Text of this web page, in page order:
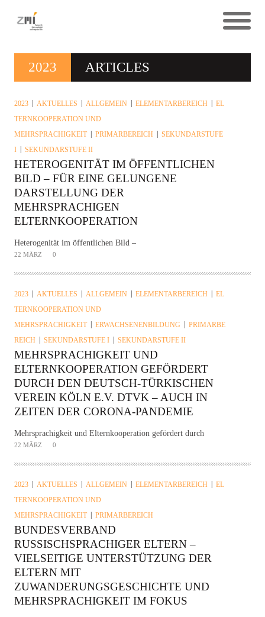
2023 ARTICLES
2023 AKTUELLES ALLGEMEIN ELEMENTARBEREICH
EL
TERNKOOPERATION UND
MEHRSPRACHIGKEIT
PRIMARBEREICH
SEKUNDARSTUFE
I
SEKUNDARSTUFE II
HETEROGENITÄT IM ÖFFENTLICHEN
BILD – FÜR EINE GELUNGENE
DARSTELLUNG DER
MEHRSPRACHIGEN
ELTERNKOOPERATION
Heterogenität im öffentlichen Bild –
22 MÄRZ 0
2023 AKTUELLES ALLGEMEIN ELEMENTARBEREICH
EL
TERNKOOPERATION UND
MEHRSPRACHIGKEIT
ERWACHSENENBILDUNG
PRIMARBE
REICH
SEKUNDARSTUFE I SEKUNDARSTUFE II
MEHRSPRACHIGKEIT UND
ELTERNKOOPERATION GEFÖRDERT
DURCH DEN DEUTSCH-TÜRKISCHEN
VEREIN KÖLN E.V. DTVK – AUCH IN
ZEITEN DER CORONA-PANDEMIE
Mehrsprachigkeit und Elternkooperation gefördert durch
22 MÄRZ 0
2023 AKTUELLES ALLGEMEIN ELEMENTARBEREICH
EL
TERNKOOPERATION UND
MEHRSPRACHIGKEIT
PRIMARBEREICH
BUNDESVERBAND
RUSSISCHSPRACHIGER ELTERN –
VIELSEITIGE UNTERSTÜTZUNG DER
ELTERN MIT
ZUWANDERUNGSGESCHICHTE UND
MEHRSPRACHIGKEIT IM FOKUS